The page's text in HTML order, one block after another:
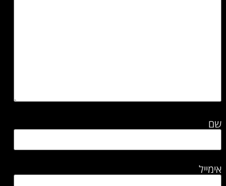
שם
אימייל